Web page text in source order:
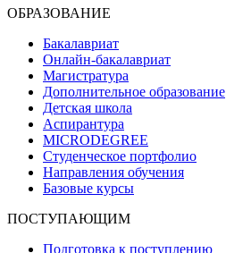
ОБРАЗОВАНИЕ
Бакалавриат
Онлайн-бакалавриат
Магистратура
Дополнительное образование
Детская школа
Аспирантура
MICRODEGREE
Студенческое портфолио
Направления обучения
Базовые курсы
ПОСТУПАЮЩИМ
Подготовка к поступлению